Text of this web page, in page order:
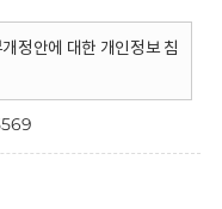
정안에 대한 개인정보 침